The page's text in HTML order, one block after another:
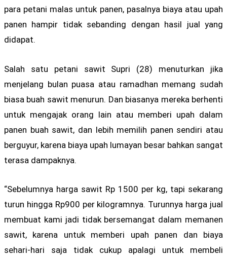
para petani malas untuk panen, pasalnya biaya atau upah
panen hampir tidak sebanding dengan hasil jual yang
didapat.
Salah satu petani sawit Supri (28) menuturkan jika
menjelang bulan puasa atau ramadhan memang sudah
biasa buah sawit menurun. Dan biasanya mereka berhenti
untuk mengajak orang lain atau memberi upah dalam
panen buah sawit, dan lebih memilih panen sendiri atau
berguyur, karena biaya upah lumayan besar bahkan sangat
terasa dampaknya.
“Sebelumnya harga sawit Rp 1500 per kg, tapi sekarang
turun hingga Rp900 per kilogramnya. Turunnya harga jual
membuat kami jadi tidak bersemangat dalam memanen
sawit, karena untuk memberi upah panen dan biaya
sehari-hari saja tidak cukup apalagi untuk membeli